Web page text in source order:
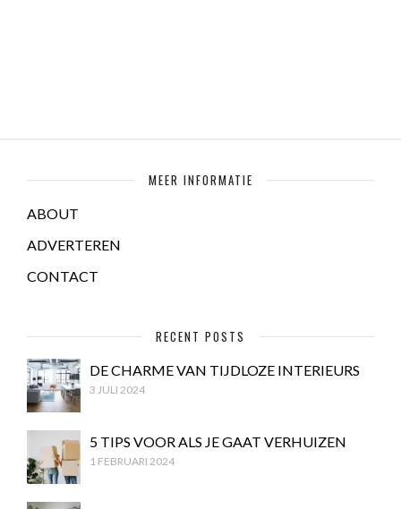
MEER INFORMATIE
ABOUT
ADVERTEREN
CONTACT
RECENT POSTS
DE CHARME VAN TIJDLOZE INTERIEURS
3 JULI 2024
5 TIPS VOOR ALS JE GAAT VERHUIZEN
1 FEBRUARI 2024